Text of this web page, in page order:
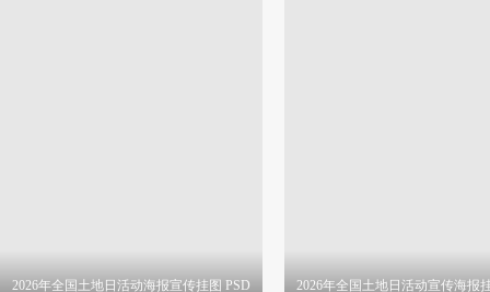
2026年全国土地日活动海报宣传挂图 PSD 2026年全国土地日活动宣传海报